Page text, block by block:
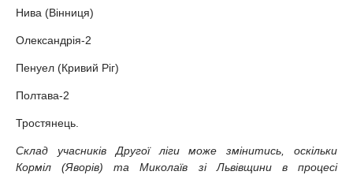
Нива (Вінниця)
Олександрія-2
Пенуел (Кривий Ріг)
Полтава-2
Тростянець.
Склад учасників Другої ліги може змінитись, оскільки
Корміл (Яворів) та Миколаїв зі Львівщини в процесі